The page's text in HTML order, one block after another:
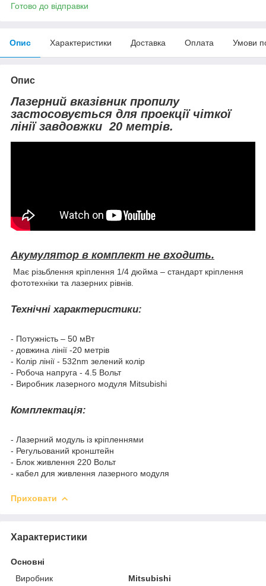
Готово до відправки
Опис Характеристики Доставка Оплата Умови
Опис
Лазерний вказівник пропилу
застосовується для проекції чіткої
лінії завдовжки 20 метрів.
Акумулятор в комплект не входить.
Має різьблення кріплення 1/4 дюйма – стандарт кріплення
фототехніки та лазерних рівнів.
Технічні характеристики:
- Потужність – 50 мВт
- довжина лінії -20 метрів
- Колір лінії - 532nm зелений колір
- Робоча напруга - 4.5 Вольт
- Виробник лазерного модуля Mitsubishi
Комплектація:
- Лазерний модуль із кріпленнями
- Регульований кронштейн
- Блок живлення 220 Вольт
- кабел для живлення лазерного модуля
Приховати
Характеристики
Основні
Виробник
Mitsubishi